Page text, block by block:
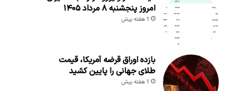
امروز پنجشنبه ۸ مرداد ۱۴۰۵
1 هفته پیش
بازده اوراق قرضه آمریکا، قیمت
طلای جهانی را پایین کشید
1 هفته پیش